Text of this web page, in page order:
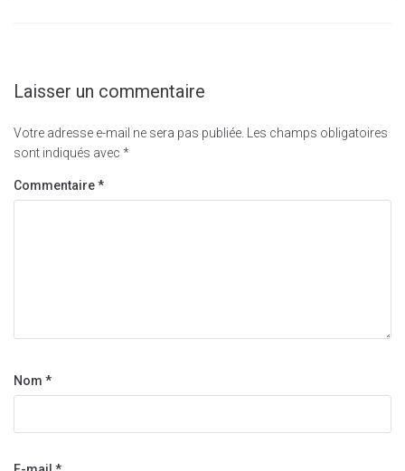
Laisser un commentaire
Votre adresse e-mail ne sera pas publiée.
Les champs obligatoires
sont indiqués avec *
Commentaire*
Nom *